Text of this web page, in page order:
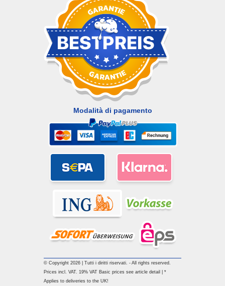
Modalità di pagamento
© Copyright 2026 | Tutti i diritti riservati. - All rights reserved.
Prices incl. VAT. 19% VAT Basic prices see article detail | *
Applies to deliveries to the UK!